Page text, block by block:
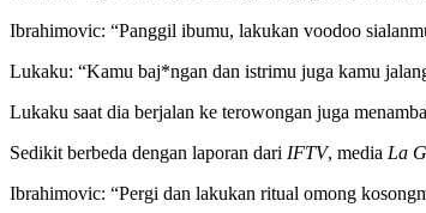
Ibrahimovic: “Panggil ibumu, lakukan voodoo
Lukaku: “Kamu baj*ngan dan istrimu juga kamu
Lukaku saat dia berjalan ke terowongan juga
Sedikit berbeda dengan laporan dari IFTV, media La
Ibrahimovic: “Pergi dan lakukan ritual omong